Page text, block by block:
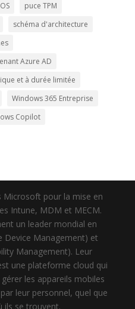
puce TPM
schéma d'architecture
Azure AD
et à durée limitée
Windows 365 Entreprise
Copilot
Microsoft pour la mise en
Intune, MDM et MECM.
un leader mondial en
Device Management) et
Management). Leur
une plateforme cloud qui
les appareils mobiles
leur personnel, quel que
ils se trouvent.